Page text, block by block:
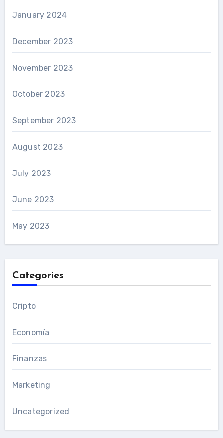
January 2024
December 2023
November 2023
October 2023
September 2023
August 2023
July 2023
June 2023
May 2023
Categories
Cripto
Economía
Finanzas
Marketing
Uncategorized